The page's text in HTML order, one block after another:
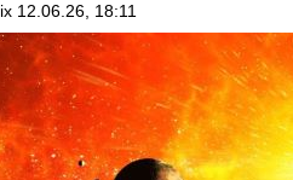
12.06.26, 18:11